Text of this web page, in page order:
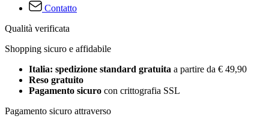
Contatto
Qualità verificata
Shopping sicuro e affidabile
Italia: spedizione standard gratuita a partire da € 49,90
Reso gratuito
Pagamento sicuro con crittografia SSL
Pagamento sicuro attraverso